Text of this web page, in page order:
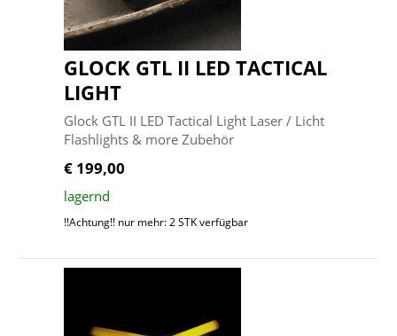
GLOCK GTL II LED TACTICAL
LIGHT
Glock GTL II LED Tactical Light Laser / Licht
Flashlights & more Zubehör
€ 199,00
lagernd
!!Achtung!! nur mehr: 2 STK verfügbar